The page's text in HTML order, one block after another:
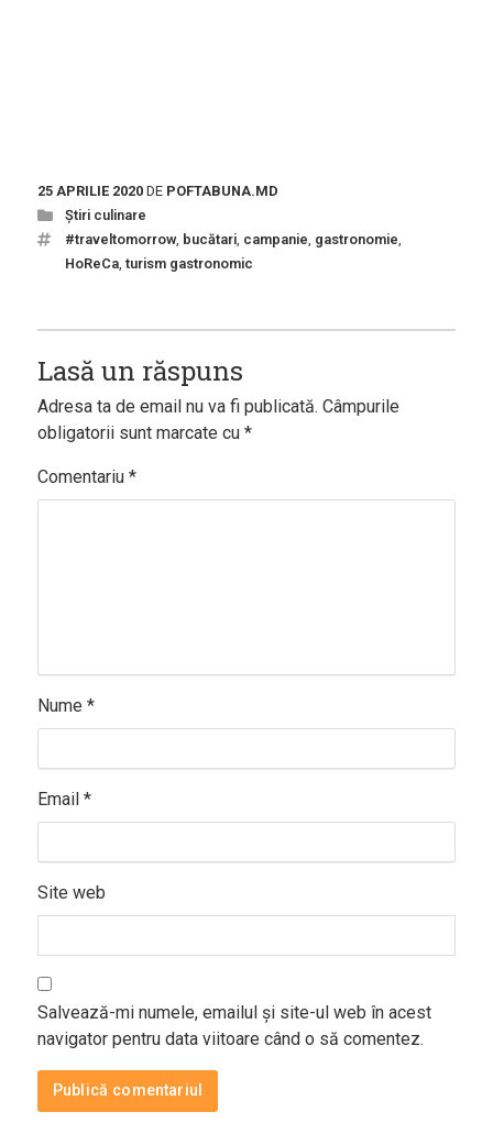
25 APRILIE 2020DE POFTABUNA.MD
Știri culinare
#traveltomorrow, bucătari, campanie, gastronomie,
HoReCa, turism gastronomic
Lasă un răspuns
Adresa ta de email nu va fi publicată. Câmpurile
obligatorii sunt marcate cu *
Comentariu *
Nume *
Email *
Site web
Salvează-mi numele, emailul și site-ul web în acest
navigator pentru data viitoare când o să comentez.